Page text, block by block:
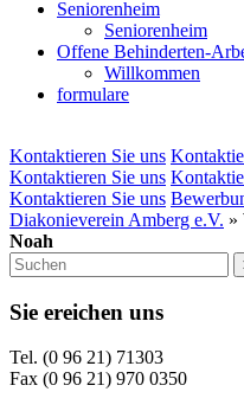
Seniorenheim
Seniorenheim
Offene Behinderten-
Willkommen
formulare
Kontaktieren Sie uns
Kontaktieren Sie uns
Kontaktieren Sie uns
Diakonieverein Amberg e.V. »
Noah
Sie ereichen uns
Tel. (0 96 21) 71303
Fax (0 96 21) 970 0350